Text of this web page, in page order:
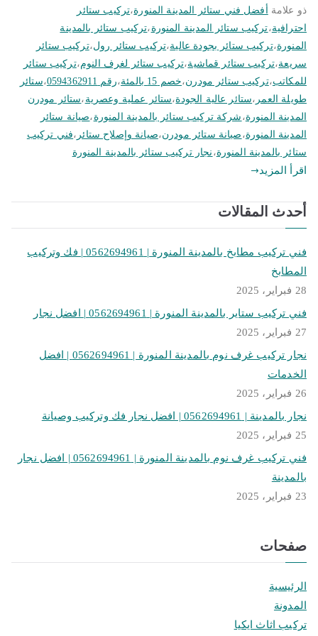
ذو علامة
أفضل فني ستائر المدينة المنورة،تركيب ستائر
احترافية،تركيب ستائر المدينة المنورة ،تركيب ستائر بالمدينة
المنورة،تركيب ستائر بجودة عالية،تركيب ستائر رول،تركيب ستائر
سريعة،تركيب ستائر قماشية،تركيب ستائر لغرف النوم،تركيب ستائر
للمكاتب،تركيب ستائر مودرن،خصم 15 بالمئة ،رقم 0594362911 ،ستائر
طويلة العمر ،ستائر عالية الجودة،ستائر عملية وعصرية ،ستائر مودرن
المدينة المنورة، شركة تركيب ستائر بالمدينة المنورة ،صيانة ستائر
المدينة المنورة، صيانة ستائر مودرن،صيانة وإصلاح ستائر ،فني تركيب
ستائر بالمدينة المنورة، نجار تركيب ستائر بالمدينة المنورة
اقرأ المزيد
أحدث المقالات
فني تركيب مطابخ بالمدينة المنورة | 0562694961 | فك وتركيب
المطابخ
28 فبراير، 2025
فني تركيب ستاير بالمدينة المنورة | 0562694961 | افضل نجار
27 فبراير، 2025
نجار تركيب غرف نوم بالمدينة المنورة | 0562694961 | افضل
الخدمات
26 فبراير، 2025
نجار بالمدينة | 0562694961 | افضل نجار فك وتركيب وصيانة
25 فبراير، 2025
فني تركيب غرف نوم بالمدينة المنورة | 0562694961 | افضل نجار
بالمدينة
23 فبراير، 2025
صفحات
الرئيسية
المدونة
تركيب اثاث ايكيا